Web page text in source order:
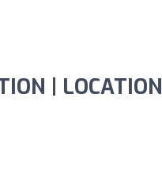
| LOCATION